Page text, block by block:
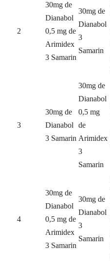
2
30mg de
Dianabol
0,5 mg de
Arimidex
3 Samarin
30mg de
Dianabol
3
Samarin
3
30mg de
Dianabol
3 Samarin
30mg de
Dianabol
0,5 mg
de
Arimidex
3
Samarin
4
30mg de
Dianabol
0,5 mg de
Arimidex
3 Samarin
30mg de
Dianabol
3
Samarin